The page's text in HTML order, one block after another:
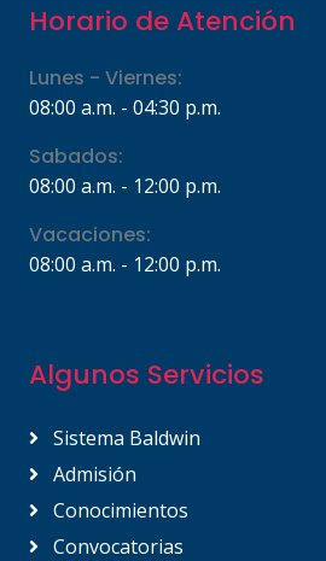
Horario de Atención
Lunes - Viernes:
08:00 a.m. - 04:30 p.m.
Sabados:
08:00 a.m. - 12:00 p.m.
Vacaciones:
08:00 a.m. - 12:00 p.m.
Algunos Servicios
Sistema Baldwin
Admisión
Conocimientos
Convocatorias